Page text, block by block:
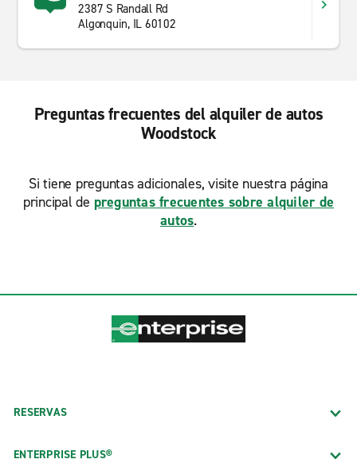
2387 S Randall Rd
Algonquin, IL 60102
Preguntas frecuentes del alquiler de autos
Woodstock
Si tiene preguntas adicionales, visite nuestra página
principal de preguntas frecuentes sobre alquiler de
autos.
RESERVAS
ENTERPRISE PLUS®